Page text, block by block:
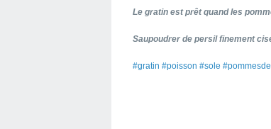
Le gratin est prêt quand les
Saupoudrer de persil finement
#gratin #poisson #sole